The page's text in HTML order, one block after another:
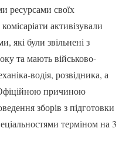
ресурсами своїх
комісаріати активізували
які були звільнені з
та мають військово-
водія, розвідника, а
причиною
зборів з підготовки
терміном на 3